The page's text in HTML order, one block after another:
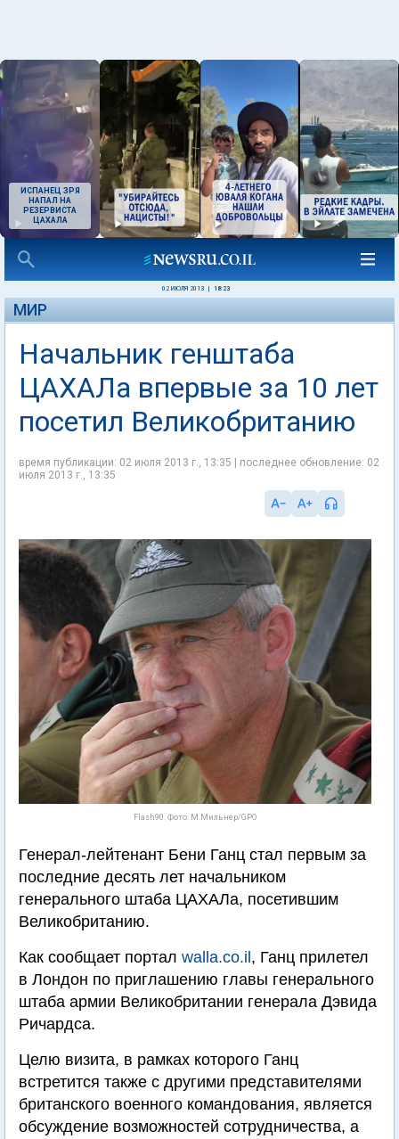
ИСПАНЕЦ ЗРЯ
НАПАЛ НА
РЕЗЕРВИСТА
ЦАХАЛА
02 ИЮЛЯ 2013 18:23
МИР
Начальник генштаба
ЦАХАЛа впервые за 10 лет
посетил Великобританию
время публикации: 02 июля 2013 г., 13:35 | последнее обновление: 02
июля 2013 г., 13:35
Flash90. Фото: М.Мильнер/GPO
Генерал-лейтенант Бени Ганц стал первым за
последние десять лет начальником
генерального штаба ЦАХАЛа, посетившим
Великобританию.
Как сообщает портал walla.co.il , Ганц прилетел
в Лондон по приглашению главы генерального
штаба армии Великобритании генерала Дэвида
Ричардса.
Целю визита, в рамках которого Ганц
встретится также с другими представителями
британского военного командования, является
обсуждение возможностей сотрудничества, а